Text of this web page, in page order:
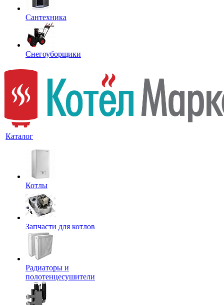
Сантехника
Снегоуборщики
Каталог
Котлы
Запчасти для котлов
Радиаторы и
полотенцесушители